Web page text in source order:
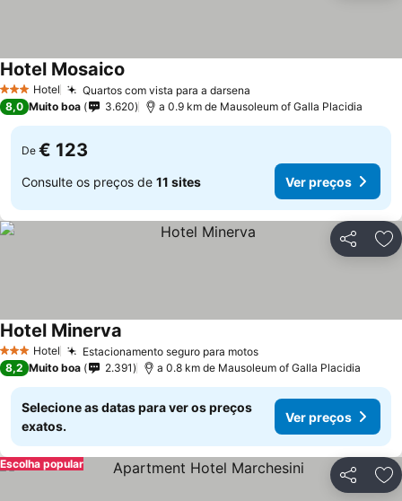
3 EstrelasHotel Quartos com vista para a darsena
Hotel Mosaico
8,0 Muito boa 3.620 a 0.9 km de Mausoleum of Galla Placidia
De € 123
Consulte os preços de 11 sites Ver preços
Partilhar
3 EstrelasHotel Estacionamento seguro para motos
Hotel Minerva
8,2 Muito boa 2.391 a 0.8 km de Mausoleum of Galla Placidia
Selecione as datas para ver os preços
exatos.
Ver preços
Partilhar
Escolha popular